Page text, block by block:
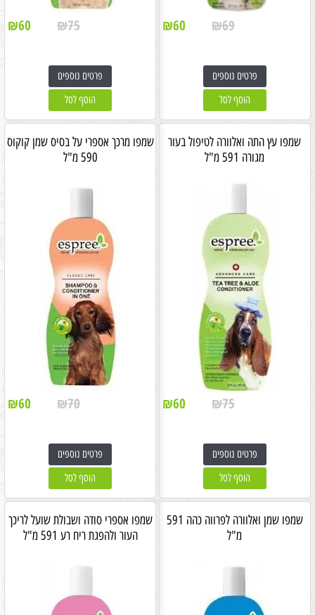
₪69
₪60
פרטים נוספים
הוסף לסל
₪75
₪60
פרטים נוספים
הוסף לסל
שמפו עץ התה ואלוורה לטיפול בעור
מגורה 591 מ"ל
₪75
₪60
פרטים נוספים
הוסף לסל
שמפו מרכך אספרי על בסיס שמן קוקוס
590 מ"ל
₪70
₪60
פרטים נוספים
הוסף לסל
שמפו שמן ואלוורה לפרווה כהה 591
מ"ל
שמפו אספרי סודה ושבולת שועל לריכך
העור ולהפגת ריח רע 591 מ"ל